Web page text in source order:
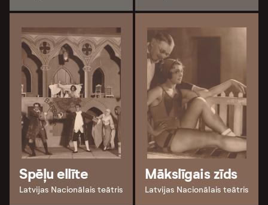
Spēļu ellīte
Latvijas Nacionālais teātris
Mākslīgais zīds
Latvijas Nacionālais teātris